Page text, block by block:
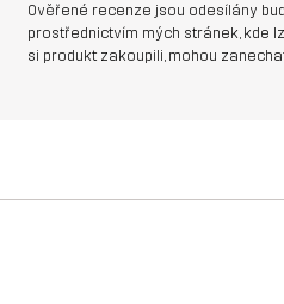
Ověřené recenze jsou odesílány
prostřednictvím mých stránek, kde
si produkt zakoupili, mohou